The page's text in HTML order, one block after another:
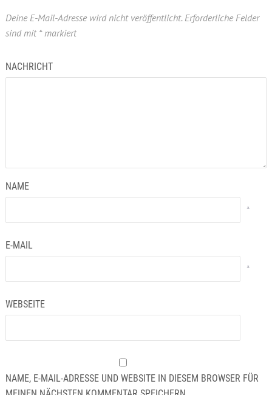
Deine E-Mail-Adresse wird nicht veröffentlicht. Erforderliche Felder
sind mit *markiert
NACHRICHT
NAME
*
E-MAIL
*
WEBSEITE
NAME, E-MAIL-ADRESSE UND WEBSITE IN DIESEM BROWSER FÜR